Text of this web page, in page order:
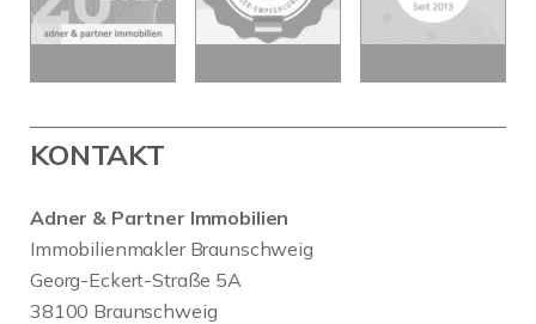
KONTAKT
Adner & Partner Immobilien
Immobilienmakler Braunschweig
Georg-Eckert-Straße 5A
38100 Braunschweig